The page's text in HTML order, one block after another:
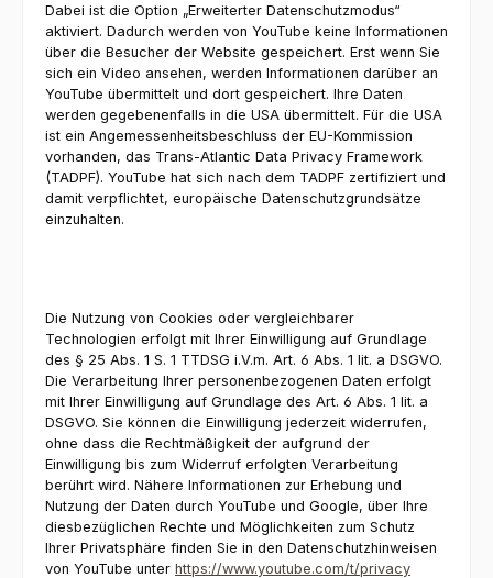
Dabei ist die Option „Erweiterter Datenschutzmodus“
aktiviert. Dadurch werden von YouTube keine Informationen
über die Besucher der Website gespeichert. Erst wenn Sie
sich ein Video ansehen, werden Informationen darüber an
YouTube übermittelt und dort gespeichert. Ihre Daten
werden gegebenenfalls in die USA übermittelt. Für die USA
ist ein Angemessenheitsbeschluss der EU-Kommission
vorhanden, das Trans-Atlantic Data Privacy Framework
(TADPF). YouTube hat sich nach dem TADPF zertifiziert und
damit verpflichtet, europäische Datenschutzgrundsätze
einzuhalten.
Die Nutzung von Cookies oder vergleichbarer
Technologien erfolgt mit Ihrer Einwilligung auf Grundlage
des § 25 Abs. 1 S. 1 TTDSG i.V.m. Art. 6 Abs. 1 lit. a DSGVO.
Die Verarbeitung Ihrer personenbezogenen Daten erfolgt
mit Ihrer Einwilligung auf Grundlage des Art. 6 Abs. 1 lit. a
DSGVO. Sie können die Einwilligung jederzeit widerrufen,
ohne dass die Rechtmäßigkeit der aufgrund der
Einwilligung bis zum Widerruf erfolgten Verarbeitung
berührt wird. Nähere Informationen zur Erhebung und
Nutzung der Daten durch YouTube und Google, über Ihre
diesbezüglichen Rechte und Möglichkeiten zum Schutz
Ihrer Privatsphäre finden Sie in den Datenschutzhinweisen
von YouTube unter https://www.youtube.com/t/privacy